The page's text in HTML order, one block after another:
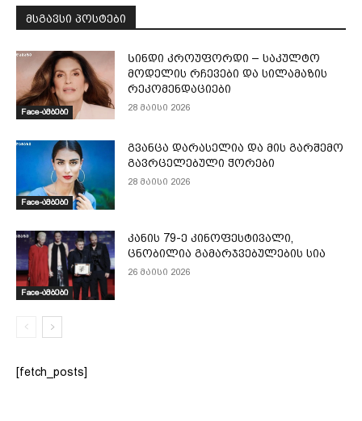
მსგავსი პოსტები
Face-ამბები
Სინდი კროუფორდი – საკულტო
მოდელის რჩევები და სილამაზის
რეკომენდაციები
28 მაისი 2026
Face-ამბები
გვანცა დარასელია და მის გარშემო
გავრცელებული ჭორები
28 მაისი 2026
Face-ამბები
კანის 79-ე კინოფესტივალი,
ცნობილია გამარჯვებულების სია
26 მაისი 2026
[fetch_posts]